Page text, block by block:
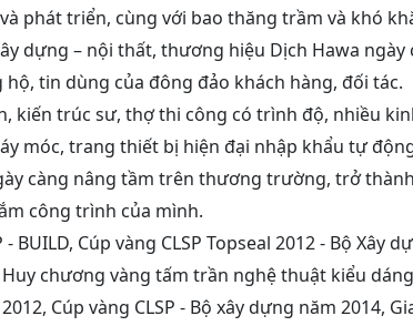
phát triển, cùng với bao thăng trầm và khó
dựng – nội thất, thương hiệu Dịch Hawa
tin dùng của đông đảo khách hàng, đối tác.
kiến trúc sư, thợ thi công có trình độ, nhiều
móc, trang thiết bị hiện đại nhập khẩu tự
càng nâng tầm trên thương trường, trở
công trình của mình.
- BUILD, Cúp vàng CLSP Topseal 2012 - Bộ Xây
Huy chương vàng tấm trần nghệ thuật kiểu
Cúp vàng CLSP - Bộ xây dựng năm 2014,